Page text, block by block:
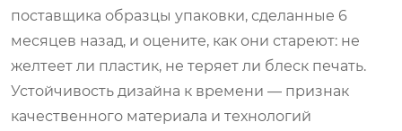
поставщика образцы упаковки, сделанные 6
месяцев назад, и оцените, как они стареют: не
желтеет ли пластик, не теряет ли блеск печать.
Устойчивость дизайна к времени — признак
качественного материала и технологий